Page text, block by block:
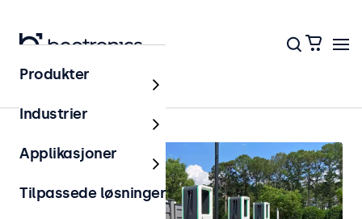
Utendørs
Produkter
Industrier
Applikasjoner
Tilpassede løsninger